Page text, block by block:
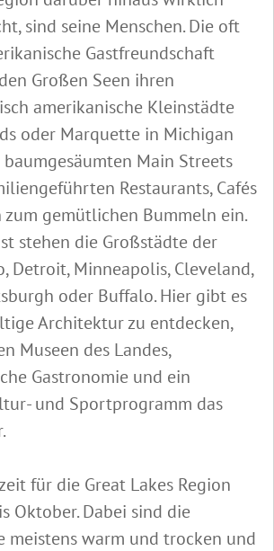
sind seine Menschen. Die oft
Gastfreundschaft
Großen Seen ihren
amerikanische Kleinstädte
oder Marquette in Michigan
Main Streets
Restaurants, Cafés
zum gemütlichen Bummeln ein.
stehen die Großstädte der
Detroit, Minneapolis, Cleveland,
oder Buffalo. Hier gibt es
Architektur zu entdecken,
Museen des Landes,
Gastronomie und ein
und Sportprogramm das
für die Great Lakes Region
Oktober. Dabei sind die
meistens warm und trocken und